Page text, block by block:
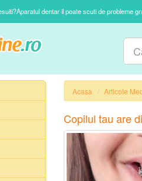
dentar il poate scuti de probleme
Acasa Articole
Copilul tau are